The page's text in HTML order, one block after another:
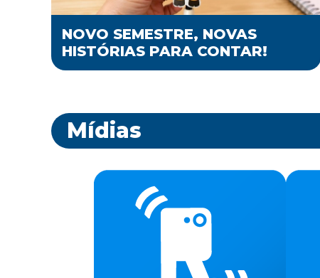
NOVO SEMESTRE, NOVAS
HISTÓRIAS PARA CONTAR!
Mídias